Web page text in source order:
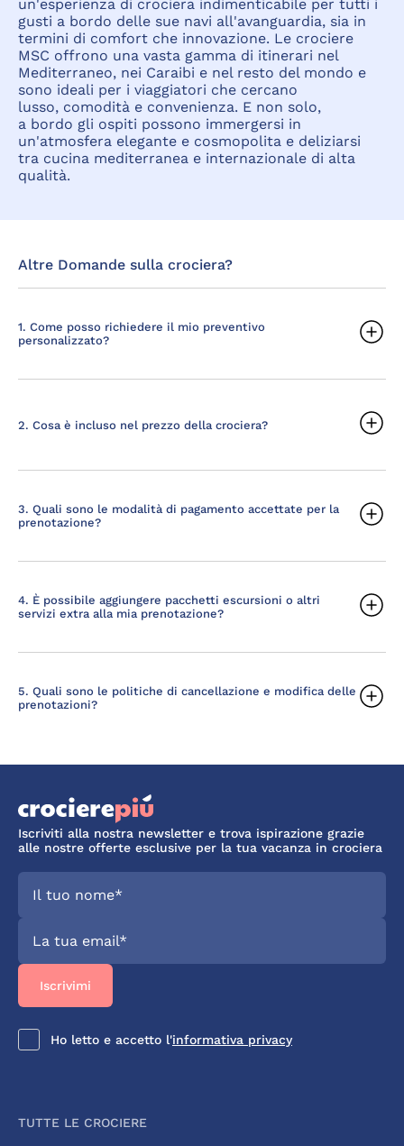
un'esperienza di crociera indimenticabile per tutti i
gusti a bordo delle sue navi all'avanguardia, sia in
termini di comfort che innovazione. Le crociere
MSC offrono una vasta gamma di itinerari nel
Mediterraneo, nei Caraibi e nel resto del mondo e
sono ideali per i viaggiatori che cercano
lusso, comodità e convenienza. E non solo,
a bordo gli ospiti possono immergersi in
un'atmosfera elegante e cosmopolita e deliziarsi
tra cucina mediterranea e internazionale di alta
qualità.
Altre Domande sulla crociera?
1. Come posso richiedere il mio preventivo
personalizzato?
2. Cosa è incluso nel prezzo della crociera?
3. Quali sono le modalità di pagamento accettate per la
prenotazione?
4. È possibile aggiungere pacchetti escursioni o altri
servizi extra alla mia prenotazione?
5. Quali sono le politiche di cancellazione e modifica delle
prenotazioni?
Iscriviti alla nostra newsletter e trova ispirazione grazie
alle nostre offerte esclusive per la tua vacanza in crociera
Ho letto e accetto l'informativa privacy
TUTTE LE CROCIERE